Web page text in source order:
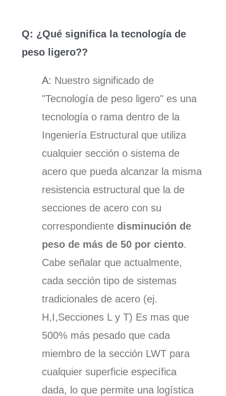
Q: ¿Qué significa la tecnología de
peso ligero??
A: Nuestro significado de
"Tecnología de peso ligero" es una
tecnología o rama dentro de la
Ingeniería Estructural que utiliza
cualquier sección o sistema de
acero que pueda alcanzar la misma
resistencia estructural que la de
secciones de acero con su
correspondiente disminución de
peso de más de 50 por ciento.
Cabe señalar que actualmente,
cada sección tipo de sistemas
tradicionales de acero (ej.
H,I,Secciones L y T) Es mas que
500% más pesado que cada
miembro de la sección LWT para
cualquier superficie específica
dada, lo que permite una logística